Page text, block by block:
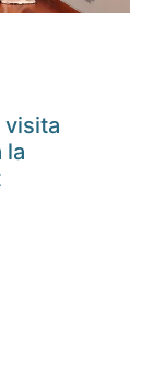
visita
la